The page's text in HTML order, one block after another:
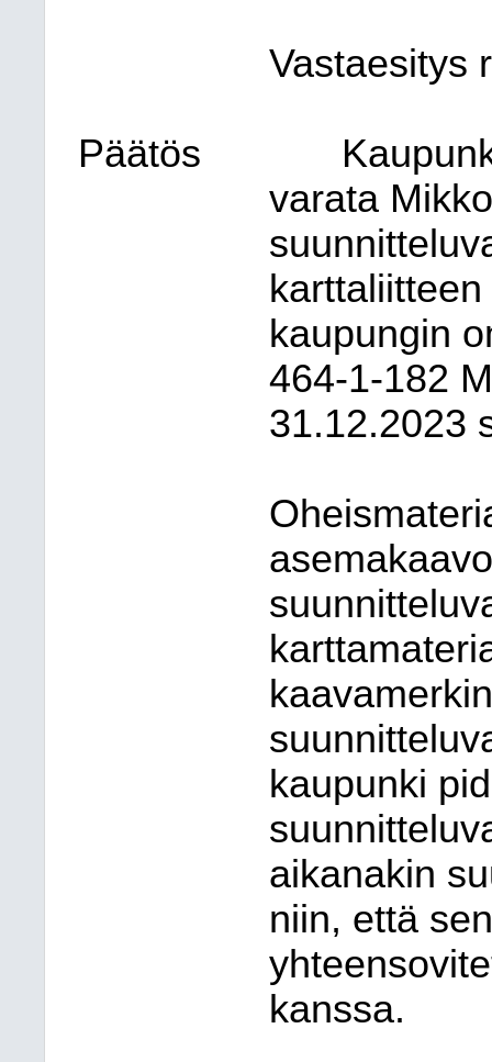
Vastaesitys
Päätös
varata
kaupungin
464-1-182
31.12.2023
kaupunki
aikanakin
niin, että
kanssa.